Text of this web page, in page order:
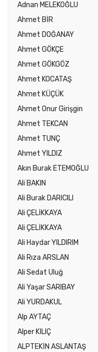
Adnan MELEKOĞLU
Ahmet BİR
Ahmet DOĞANAY
Ahmet GÖKÇE
Ahmet GÖKGÖZ
Ahmet KOCATAŞ
Ahmet KÜÇÜK
Ahmet Onur Girişgin
Ahmet TEKCAN
Ahmet TUNÇ
Ahmet YILDIZ
Akın Burak ETEMOĞLU
Ali BAKIN
Ali Burak DARICILI
Ali ÇELİKKAYA
Ali ÇELİKKAYA
Ali Haydar YILDIRIM
Ali Rıza ARSLAN
Ali Sedat Uluğ
Ali Yaşar SARIBAY
Ali YURDAKUL
Alp AYTAÇ
Alper KILIÇ
ALPTEKİN ASLANTAŞ